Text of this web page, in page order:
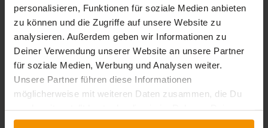
personalisieren, Funktionen für soziale Medien anbieten
zu können und die Zugriffe auf unsere Website zu
analysieren. Außerdem geben wir Informationen zu
Deiner Verwendung unserer Website an unsere Partner
für soziale Medien, Werbung und Analysen weiter.
Unsere Partner führen diese Informationen
möglicherweise mit weiteren Daten zusammen, die Du
Nutzung der Dienste gesammelt haben.
0,00
0 Bewertungen
5stars: 0
Bewertungen